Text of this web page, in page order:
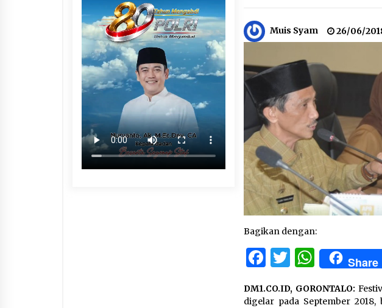
Muis Syam 26/06/
Bagikan dengan:
Facebook
TwitterShare
DM1.CO.ID, GORONTALO:
digelar pada September